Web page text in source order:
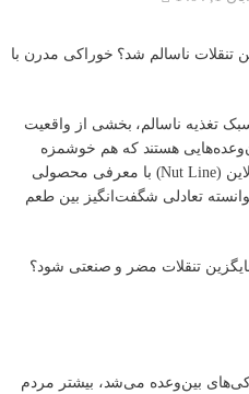
ناسالم شد؟ خوراکی مدرن با
تغذیه ناسالم، بخشی از واقعیت
هستند که هم خوشمزه
باشند، هم سالم. در این میان، برند نات‌لاین (Nut Line) با معرفی محصولی
تعادلی شگفت‌انگیز بین طعم
تنقلات مضر و صنعتی شود؟
بین‌وعده می‌شد، بیشتر مردم